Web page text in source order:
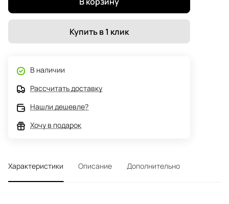
Купить в 1 клик
В наличии
Рассчитать доставку
Нашли дешевле?
Хочу в подарок
Характеристики Описание Дополнительно